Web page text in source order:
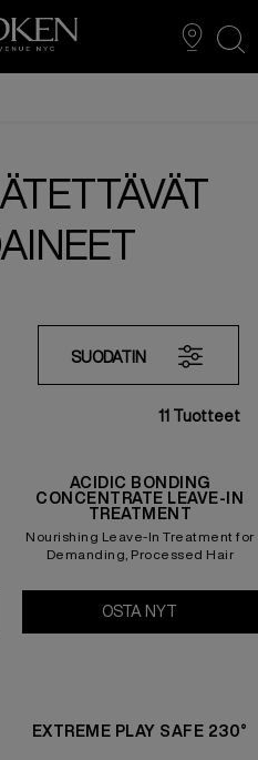
11 Tuotteet
SUODATIN
Concentrate Hair Bandage Balm
ACIDIC BONDING
CONCENTRATE LEAVE-IN
TREATMENT
Nourishing Leave-In Treatment for
Demanding, Processed Hair
OSTA NYT
EXTREME PLAY SAFE 230°